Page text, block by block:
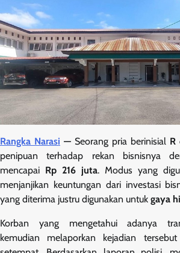
Rangka Narasi — Seorang pria berinisial R
penipuan terhadap rekan bisnisnya
mencapai Rp 216 juta. Modus yang
menjanjikan keuntungan dari investasi
yang diterima justru digunakan untuk gaya
Korban yang mengetahui adanya
kemudian melaporkan kejadian